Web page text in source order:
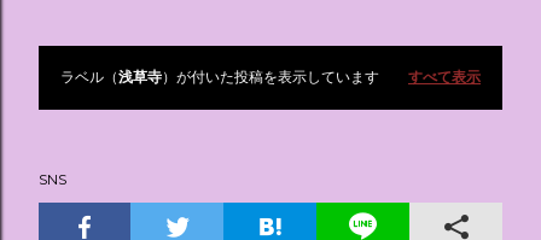
投ラベル（浅草寺）が付いた投稿を表示しています すべて表示
SNS